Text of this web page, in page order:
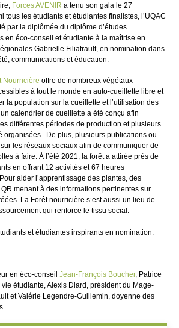
Forces AVENIR a tenu son gala le 27
tous les étudiants et étudiantes finalistes, l’UQAC
par la diplômée du diplôme d’études
en éco-conseil et étudiante à la maîtrise en
Gabrielle Filiatrault, en nomination dans
communications et éducation.
Nourricière offre de nombreux végétaux
à tout le monde en auto-cueillette libre et
la population sur la cueillette et l’utilisation des
calendrier de cueillette a été conçu afin
différentes périodes de production et plusieurs
organisées. De plus, plusieurs publications ou
les réseaux sociaux afin de communiquer de
à faire. À l’été 2021, la forêt a attirée près de
en offrant 12 activités et 67 heures
aider l’apprentissage des plantes, des
menant à des informations pertinentes sur
La Forêt nourricière s’est aussi un lieu de
qui renforce le tissu social.
et étudiantes inspirants en nomination.
en éco-conseil Jean-François Boucher, Patrice
étudiante, Alexis Diard, président du Mage-
et Valérie Legendre-Guillemin, doyenne des